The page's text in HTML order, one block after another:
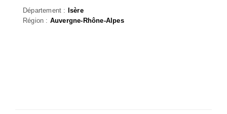
Département : Isère
Région : Auvergne-Rhône-Alpes